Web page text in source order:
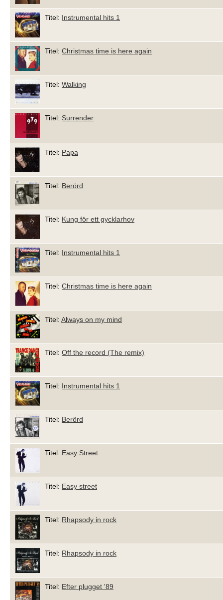
Titel: Instrumental hits 1
Titel: Christmas time is here again
Titel: Walking
Titel: Surrender
Titel: Papa
Titel: Berörd
Titel: Kung för ett gycklarhov
Titel: Instrumental hits 1
Titel: Christmas time is here again
Titel: Always on my mind
Titel: Off the record (The remix)
Titel: Instrumental hits 1
Titel: Berörd
Titel: Easy Street
Titel: Easy street
Titel: Rhapsody in rock
Titel: Rhapsody in rock
Titel: Efter plugget '89